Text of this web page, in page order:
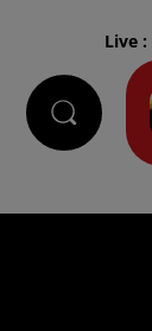
Live :